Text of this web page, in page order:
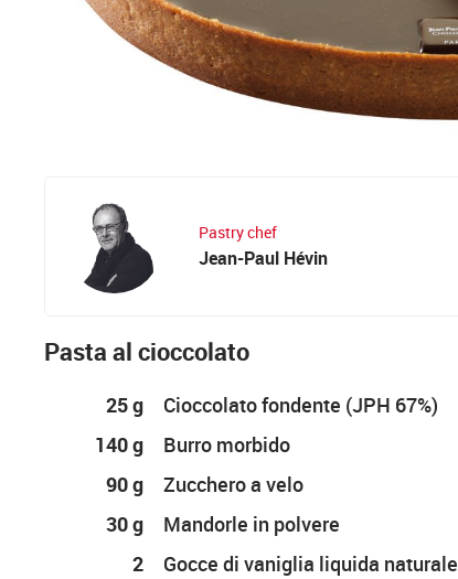
Pastry chef
Jean-Paul Hévin
Pasta al cioccolato
25 g
Cioccolato fondente (JPH 67%)
140 g
Burro morbido
90 g
Zucchero a velo
30 g
Mandorle in polvere
2
Gocce di vaniglia liquida naturale